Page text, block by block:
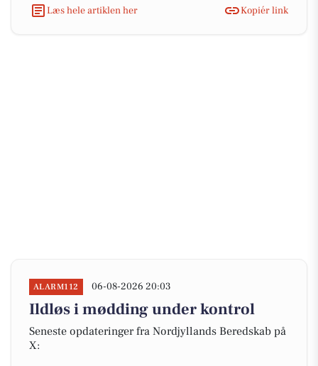
Læs hele artiklen her Kopiér link
ALARM112 06-08-2026 20:03
Ildløs i mødding under kontrol
Seneste opdateringer fra Nordjyllands Beredskab på
X: